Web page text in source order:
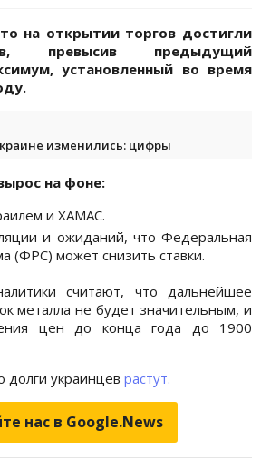
на открытии торгов достигли
превысив предыдущий
установленный во время
изменились: цифры
на фоне:
и ХАМАС.
и ожиданий, что Федеральная
(ФРС) может снизить ставки.
считают, что дальнейшее
металла не будет значительным, и
цен до конца года до 1900
долги украинцев растут.
нас в Google.News